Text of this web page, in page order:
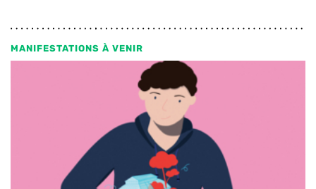
MANIFESTATIONS À VENIR